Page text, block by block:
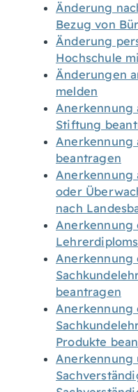
Änderung
Bezug von
Änderung
Hochschule
Änderungen
melden
Anerkennung
Stiftung
Anerkennung
beantragen
Anerkennung
oder
nach
Anerkennung
Anerkennung
beantragen
Anerkennung
Produkte
Anerkennung